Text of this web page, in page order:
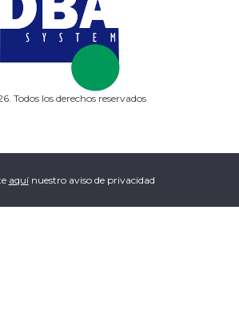
Todos los derechos reservados
aquínuestro aviso de privacidad